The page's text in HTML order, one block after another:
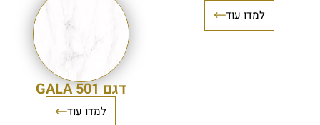
למדו עוד
דגם 501 GALA
למדו עוד